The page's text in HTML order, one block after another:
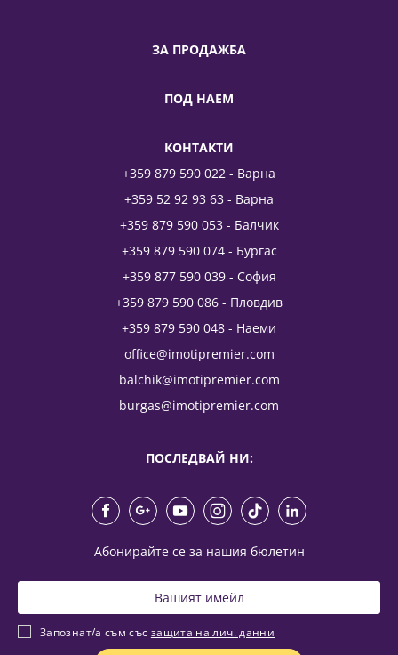
ЗА ПРОДАЖБА
ПОД НАЕМ
КОНТАКТИ
+359 879 590 022 - Варна
+359 52 92 93 63 - Варна
+359 879 590 053 - Балчик
+359 879 590 074 - Бургас
+359 877 590 039 - София
+359 879 590 086 - Пловдив
+359 879 590 048 - Наеми
office@imotipremier.com
balchik@imotipremier.com
burgas@imotipremier.com
ПОСЛЕДВАЙ НИ:
Абонирайте се за нашия бюлетин
Запознат/а съм със защита на лич. данни